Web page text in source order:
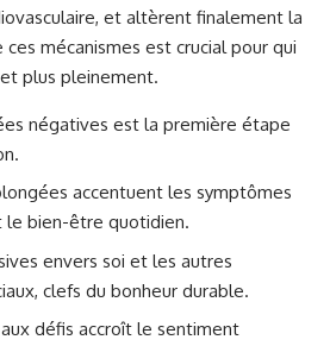
et altèrent finalement la
mécanismes est crucial pour qui
plus pleinement.
négatives est la première étape
accentuent les symptômes
le bien-être quotidien.
envers soi et les autres
clefs du bonheur durable.
défis accroît le sentiment